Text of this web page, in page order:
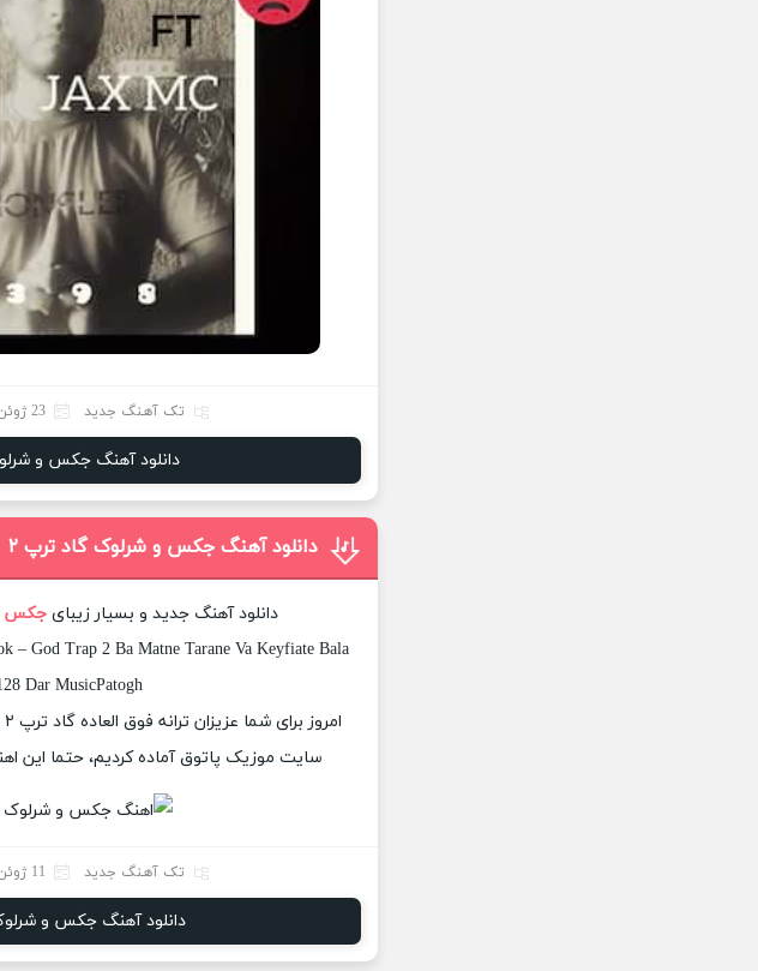
تک آهنگ جدید 23 ژوئن 2024
دانلود آهنگ جکس و
دانلود آهنگ جکس و شرلوک گاد ترپ ۲
دانلود آهنگ جدید و بسیار زیبای جکس
– God Trap 2 Ba Matne Tarane Va Keyfiate Bala
Dar MusicPatogh
سایت موزیک پاتوق آماده کردیم، حتما این
تک آهنگ جدید 11 ژوئن 2024
دانلود آهنگ جکس و